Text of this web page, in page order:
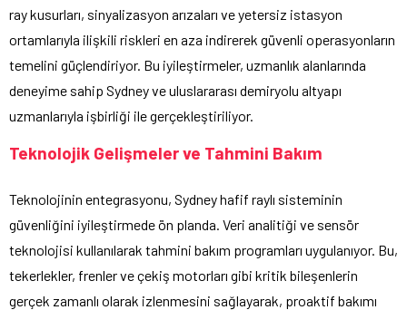
ray kusurları, sinyalizasyon arızaları ve yetersiz istasyon
ortamlarıyla ilişkili riskleri en aza indirerek güvenli operasyonların
temelini güçlendiriyor. Bu iyileştirmeler, uzmanlık alanlarında
deneyime sahip Sydney ve uluslararası demiryolu altyapı
uzmanlarıyla işbirliği ile gerçekleştiriliyor.
Teknolojik Gelişmeler ve Tahmini Bakım
Teknolojinin entegrasyonu, Sydney hafif raylı sisteminin
güvenliğini iyileştirmede ön planda. Veri analitiği ve sensör
teknolojisi kullanılarak tahmini bakım programları uygulanıyor. Bu,
tekerlekler, frenler ve çekiş motorları gibi kritik bileşenlerin
gerçek zamanlı olarak izlenmesini sağlayarak, proaktif bakımı